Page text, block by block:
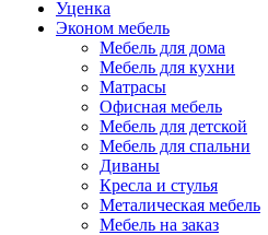
Уценка
Эконом мебель
Мебель для дома
Мебель для кухни
Матрасы
Офисная мебель
Мебель для детской
Мебель для спальни
Диваны
Кресла и стулья
Металическая мебель
Мебель на заказ